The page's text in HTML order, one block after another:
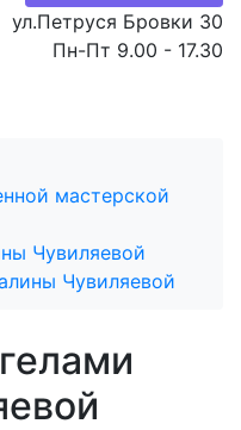
ул.Петруся Бровки 30
Пн-Пт 9.00 - 17.30
мастерской
Чувиляевой
Чувиляевой